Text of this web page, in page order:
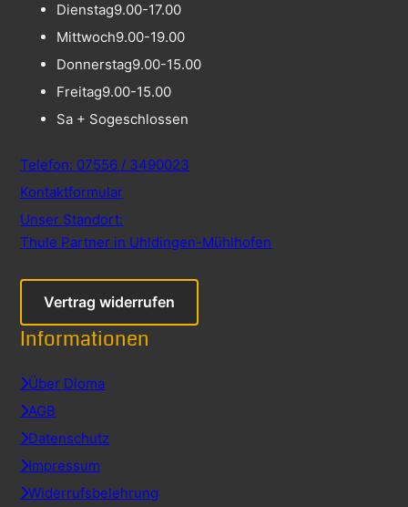
Dienstag9.00-17.00
Mittwoch9.00-19.00
Donnerstag9.00-15.00
Freitag9.00-15.00
Sa + Sogeschlossen
Telefon: 07556 / 3490023
Kontaktformular
Unser Standort:
Thule Partner in Uhldingen-Mühlhofen
Vertrag widerrufen
Informationen
Über Dioma
AGB
Datenschutz
Impressum
Widerrufsbelehrung